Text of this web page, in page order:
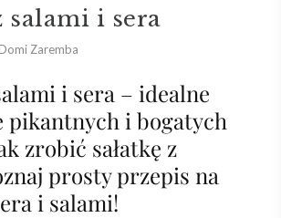
salami i sera
Domi Zaremba
i sera – idealne
pikantnych i bogatych
zrobić sałatkę z
prosty przepis na
i salami!